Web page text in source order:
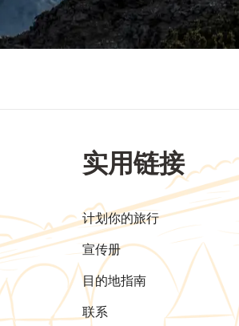
实用链接
计划你的旅行
宣传册
目的地指南
联系